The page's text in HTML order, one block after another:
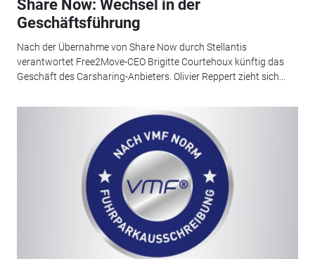
Share Now: Wechsel in der
Geschäftsführung
Nach der Übernahme von Share Now durch Stellantis
verantwortet Free2Move-CEO Brigitte Courtehoux künftig das
Geschäft des Carsharing-Anbieters. Olivier Reppert zieht sich...